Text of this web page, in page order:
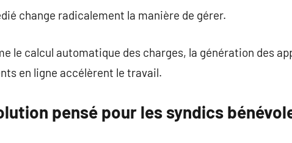
change radicalement la manière de gérer.
le calcul automatique des charges, la génération des
en ligne accélèrent le travail.
pensé pour les syndics